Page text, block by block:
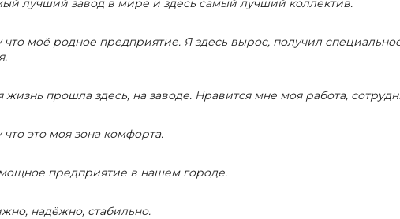
лучший завод в мире и здесь самый лучший коллектив.
моё родное предприятие. Я здесь вырос, получил
жизнь прошла здесь, на заводе. Нравится мне моя работа,
это моя зона комфорта.
предприятие в нашем городе.
надёжно, стабильно.